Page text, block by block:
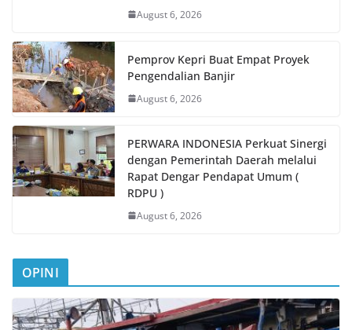
August 6, 2026
Pemprov Kepri Buat Empat Proyek
Pengendalian Banjir
August 6, 2026
PERWARA INDONESIA Perkuat Sinergi
dengan Pemerintah Daerah melalui
Rapat Dengar Pendapat Umum (
RDPU )
August 6, 2026
OPINI